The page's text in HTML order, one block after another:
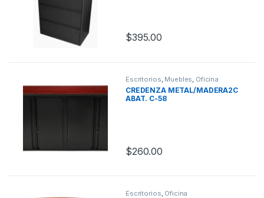
$395.00
Escritorios, Muebles, Oficina
CREDENZA METAL/MADERA2C
ABAT. C-58
$260.00
Escritorios Oficina